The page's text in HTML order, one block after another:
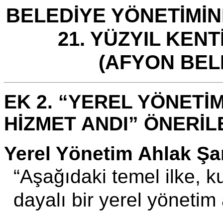
BELEDİYE
21. YÜZYIL
(AFYON
EK 2. “YEREL
HİZMET ANDI”
Yerel Yönetim Ahlak
“Aşağıdaki temel ilke,
dayalı bir yerel